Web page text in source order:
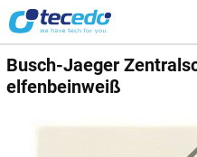
Busch-Jaeger
elfenbeinweiß